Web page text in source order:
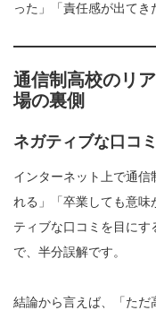
った」「責任感が出てき
通信制高校のリ
場の裏側
ネガティブな口コ
インターネット上で通信
れる」「卒業しても意
ティブな口コミを目に
で、半分誤解です。
結論から言えば、「ただ